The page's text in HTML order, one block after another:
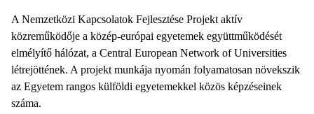
A Nemzetközi Kapcsolatok Fejlesztése Projekt aktív
közreműködője a közép-európai egyetemek együttműködését
elmélyítő hálózat, a Central European Network of Universities
létrejöttének. A projekt munkája nyomán folyamatosan növekszik
az Egyetem rangos külföldi egyetemekkel közös képzéseinek
száma.